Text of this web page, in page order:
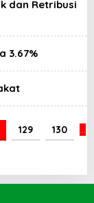
dan Retribusi
3.67%
129 130
…